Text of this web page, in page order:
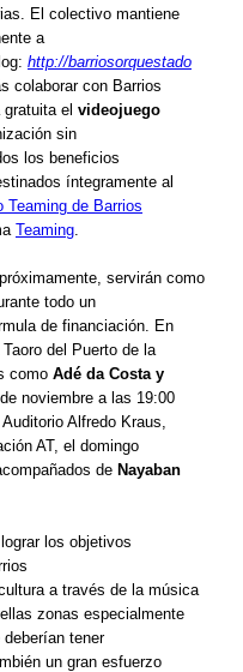
El colectivo mantiene
a
http://barriosorquestado
colaborar con Barrios
gratuita el videojuego
sin
los beneficios
íntegramente al
Teaming de Barrios
Teaming
servirán como
todo un
de financiación. En
del Puerto de la
como Adé da Costa y
de noviembre a las 19:00
Alfredo Kraus,
AT, el domingo
de Nayaban
los objetivos
a través de la música
zonas especialmente
tener
un gran esfuerzo